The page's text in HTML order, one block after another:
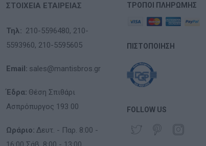
ΣΤΟΙΧΕΊΑ ΕΤΑΙΡΕΊΑΣ
Τηλ: 210-5596480, 210-
5593960, 210-5595605
Email: sales@mantisbros.gr
Έδρα: Θέση Σπιθάρι
Ασπρόπυργος 193 00
Ωράριο: Δευτ. - Παρ. 8:00 -
ΤΡΌΠΟΙ ΠΛΗΡΩΜΉΣ
ΠΙΣΤΟΠΟΊΗΣΗ
FOLLOW US